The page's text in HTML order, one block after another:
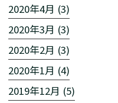
2020年4月 (3)
2020年3月 (3)
2020年2月 (3)
2020年1月 (4)
2019年12月 (5)